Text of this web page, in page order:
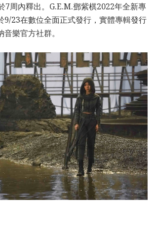
7周內釋出。G.E.M.鄧紫棋2022年全新專
9/23在數位全面正式發行，實體專輯發行
樂官方社群。